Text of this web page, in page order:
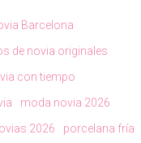
Barcelona
de novia originales
con tiempo
moda novia 2026
2026 porcelana fría